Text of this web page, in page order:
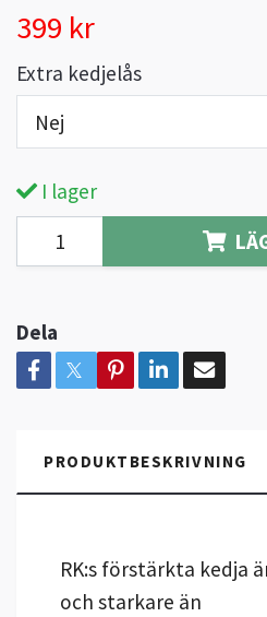
399 kr
Extra kedjelås
Nej
I lager
Dela
PRODUKTBESKRIVNING
RK:s förstärkta kedja
och starkare än